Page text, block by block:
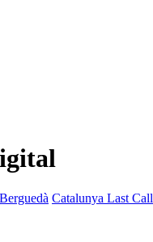
Berguedà Catalunya Last Call